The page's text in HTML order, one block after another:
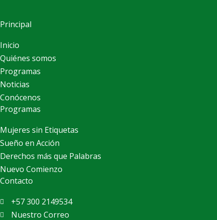
Principal
Inicio
Quiénes somos
Programas
Noticias
Conócenos
Programas
Mujeres sin Etiquetas
Sueño en Acción
Derechos más que Palabras
Nuevo Comienzo
Contacto
+57 300 2149534
Nuestro Correo